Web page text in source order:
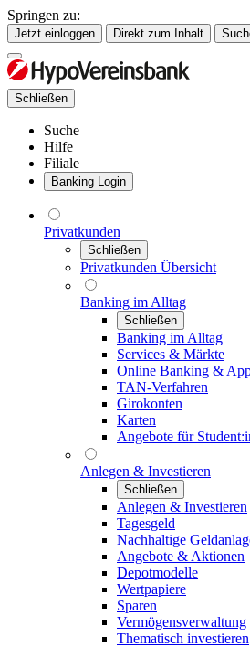
Springen zu:
Jetzt einloggen Direkt zum Inhalt
Schließen
Suche
Hilfe
Filiale
Banking Login
Privatkunden
Schließen
Privatkunden Übersicht
Banking im Alltag
Schließen
Banking im Alltag
Services & Märkte
Online Banking &
TAN-Verfahren
Girokonten
Karten
Angebote für
Anlegen & Investieren
Schließen
Anlegen & Investieren
Tagesgeld
Nachhaltige
Angebote & Aktionen
Depotmodelle
Wertpapiere
Sparen
Vermögensverwaltung
Thematisch investieren